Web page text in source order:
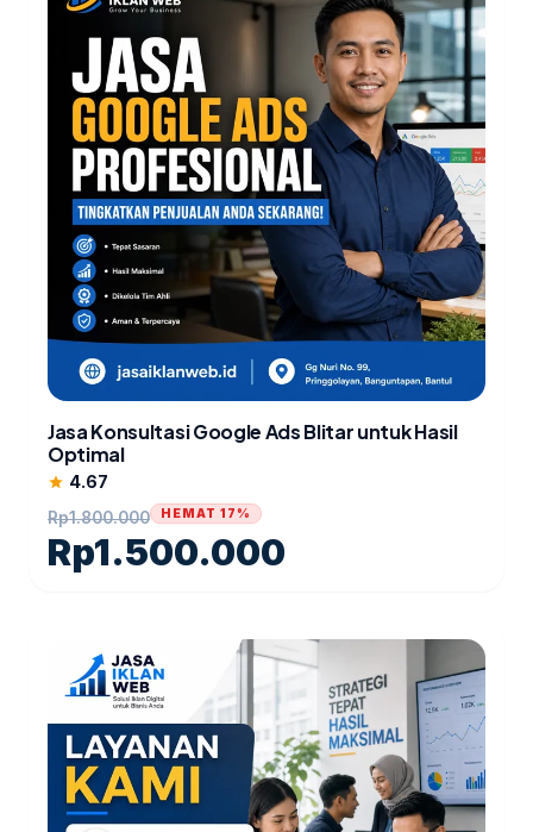
Jasa Konsultasi Google Ads Blitar untuk Hasil
Optimal
star 4.67
Rp1.800.000
Rp1.500.000
HEMAT 17%